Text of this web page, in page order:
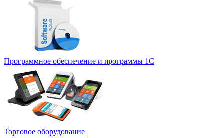
Программное обеспечение и программы 1С
Торговое оборудование